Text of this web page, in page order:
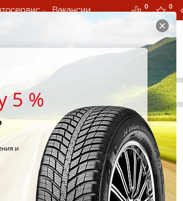
Вакансии 0 0
в
5 %
и